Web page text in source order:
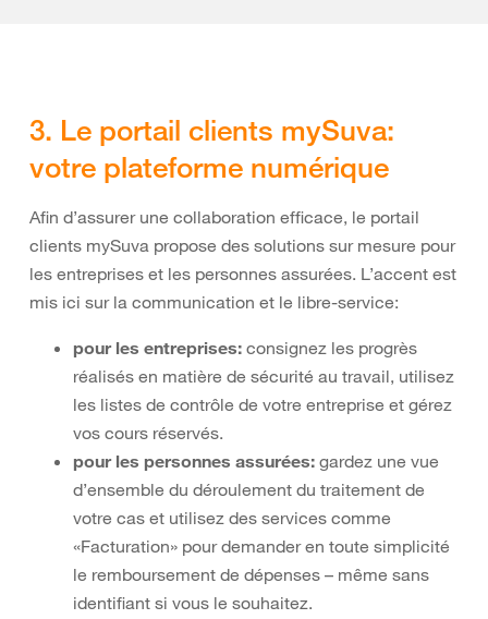
3. Le portail clients mySuva:
votre plateforme numérique
Afin d’assurer une collaboration efficace, le portail
clients mySuva propose des solutions sur mesure pour
les entreprises et les personnes assurées. L’accent est
mis ici sur la communication et le libre-service:
pour les entreprises: consignez les progrès
réalisés en matière de sécurité au travail, utilisez
les listes de contrôle de votre entreprise et gérez
vos cours réservés.
pour les personnes assurées: gardez une vue
d’ensemble du déroulement du traitement de
votre cas et utilisez des services comme
«Facturation» pour demander en toute simplicité
le remboursement de dépenses – même sans
identifiant si vous le souhaitez.